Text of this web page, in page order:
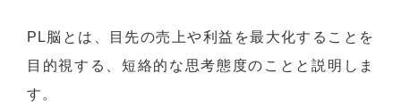
PL脳とは、目先の売上や利益を最大化することを
目的視する、短絡的な思考態度のことと説明しま
す。